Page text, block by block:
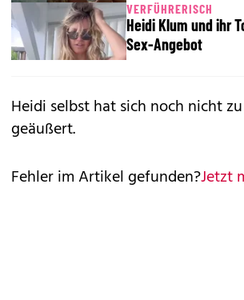
VERFÜHRERISCH
Heidi Klum und ihr
Sex-Angebot
Heidi selbst hat sich noch nicht
geäußert.
Fehler im Artikel gefunden?Jetzt